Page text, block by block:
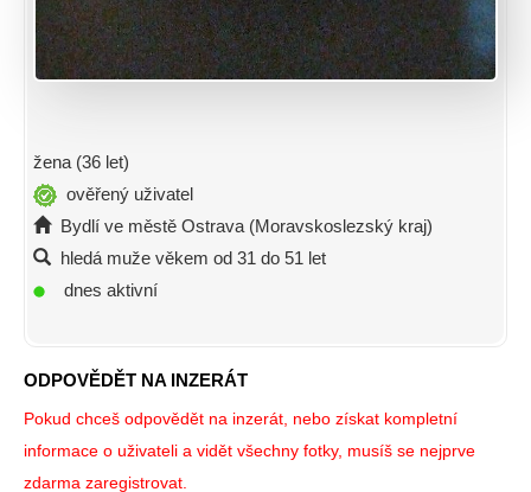
žena (36 let)
ověřený uživatel
Bydlí ve městě Ostrava (Moravskoslezský kraj)
hledá muže věkem od 31 do 51 let
dnes aktivní
ODPOVĚDĚT NA INZERÁT
Pokud chceš odpovědět na inzerát, nebo získat kompletní
informace o uživateli a vidět všechny fotky, musíš se nejprve
zdarma zaregistrovat.